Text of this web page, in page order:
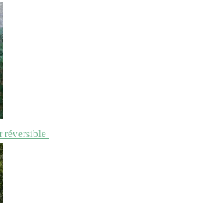
réversible